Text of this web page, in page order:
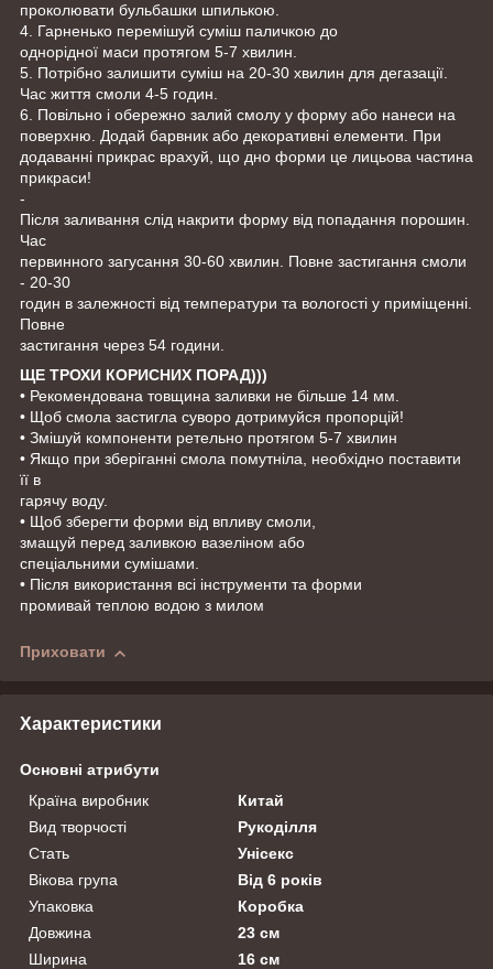
проколювати бульбашки шпилькою.
4. Гарненько перемішуй суміш паличкою до
однорідної маси протягом 5-7 хвилин.
5. Потрібно залишити суміш на 20-30 хвилин для дегазації.
Час життя смоли 4-5 годин.
6. Повільно і обережно залий смолу у форму або нанеси на
поверхню. Додай барвник або декоративні елементи. При
додаванні прикрас врахуй, що дно форми це лицьова частина
прикраси!
-
Після заливання слід накрити форму від попадання порошин.
Час
первинного загусання 30-60 хвилин. Повне застигання смоли
- 20-30
годин в залежності від температури та вологості у приміщенні.
Повне
застигання через 54 години.
ЩЕ ТРОХИ КОРИСНИХ ПОРАД)))
• Рекомендована товщина заливки не більше 14 мм.
• Щоб смола застигла суворо дотримуйся пропорцій!
• Змішуй компоненти ретельно протягом 5-7 хвилин
• Якщо при зберіганні смола помутніла, необхідно поставити
її в
гарячу воду.
• Щоб зберегти форми від впливу смоли,
змащуй перед заливкою вазеліном або
спеціальними сумішами.
• Після використання всі інструменти та форми
промивай теплою водою з милом
Приховати
Характеристики
Основні атрибути
Країна виробник
Китай
Вид творчості
Рукоділля
Стать
Унісекс
Вікова група
Від 6 років
Упаковка
Коробка
Довжина
23 см
Ширина
16 см